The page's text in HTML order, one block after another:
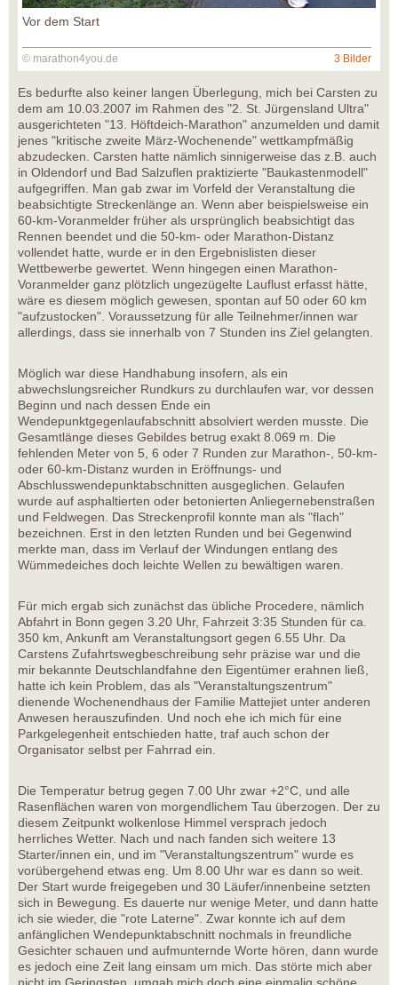
Vor dem Start
© marathon4you.de 3 Bilder
Es bedurfte also keiner langen Überlegung, mich bei Carsten zu
dem am 10.03.2007 im Rahmen des "2. St. Jürgensland Ultra"
ausgerichteten "13. Höftdeich-Marathon" anzumelden und damit
jenes "kritische zweite März-Wochenende" wettkampfmäßig
abzudecken. Carsten hatte nämlich sinnigerweise das z.B. auch
in Oldendorf und Bad Salzuflen praktizierte "Baukastenmodell"
aufgegriffen. Man gab zwar im Vorfeld der Veranstaltung die
beabsichtigte Streckenlänge an. Wenn aber beispielsweise ein
60-km-Voranmelder früher als ursprünglich beabsichtigt das
Rennen beendet und die 50-km- oder Marathon-Distanz
vollendet hatte, wurde er in den Ergebnislisten dieser
Wettbewerbe gewertet. Wenn hingegen einen Marathon-
Voranmelder ganz plötzlich ungezügelte Lauflust erfasst hätte,
wäre es diesem möglich gewesen, spontan auf 50 oder 60 km
"aufzustocken". Voraussetzung für alle Teilnehmer/innen war
allerdings, dass sie innerhalb von 7 Stunden ins Ziel gelangten.
Möglich war diese Handhabung insofern, als ein
abwechslungsreicher Rundkurs zu durchlaufen war, vor dessen
Beginn und nach dessen Ende ein
Wendepunktgegenlaufabschnitt absolviert werden musste. Die
Gesamtlänge dieses Gebildes betrug exakt 8.069 m. Die
fehlenden Meter von 5, 6 oder 7 Runden zur Marathon-, 50-km-
oder 60-km-Distanz wurden in Eröffnungs- und
Abschlusswendepunktabschnitten ausgeglichen. Gelaufen
wurde auf asphaltierten oder betonierten Anliegernebenstraßen
und Feldwegen. Das Streckenprofil konnte man als "flach"
bezeichnen. Erst in den letzten Runden und bei Gegenwind
merkte man, dass im Verlauf der Windungen entlang des
Wümmedeiches doch leichte Wellen zu bewältigen waren.
Für mich ergab sich zunächst das übliche Procedere, nämlich
Abfahrt in Bonn gegen 3.20 Uhr, Fahrzeit 3:35 Stunden für ca.
350 km, Ankunft am Veranstaltungsort gegen 6.55 Uhr. Da
Carstens Zufahrtswegbeschreibung sehr präzise war und die
mir bekannte Deutschlandfahne den Eigentümer erahnen ließ,
hatte ich kein Problem, das als "Veranstaltungszentrum"
dienende Wochenendhaus der Familie Mattejiet unter anderen
Anwesen herauszufinden. Und noch ehe ich mich für eine
Parkgelegenheit entschieden hatte, traf auch schon der
Organisator selbst per Fahrrad ein.
Die Temperatur betrug gegen 7.00 Uhr zwar +2°C, und alle
Rasenflächen waren von morgendlichem Tau überzogen. Der zu
diesem Zeitpunkt wolkenlose Himmel versprach jedoch
herrliches Wetter. Nach und nach fanden sich weitere 13
Starter/innen ein, und im "Veranstaltungszentrum" wurde es
vorübergehend etwas eng. Um 8.00 Uhr war es dann so weit.
Der Start wurde freigegeben und 30 Läufer/innenbeine setzten
sich in Bewegung. Es dauerte nur wenige Meter, und dann hatte
ich sie wieder, die "rote Laterne". Zwar konnte ich auf dem
anfänglichen Wendepunktabschnitt nochmals in freundliche
Gesichter schauen und aufmunternde Worte hören, dann wurde
es jedoch eine Zeit lang einsam um mich. Das störte mich aber
nicht im Geringsten, umgab mich doch eine einmalig schöne